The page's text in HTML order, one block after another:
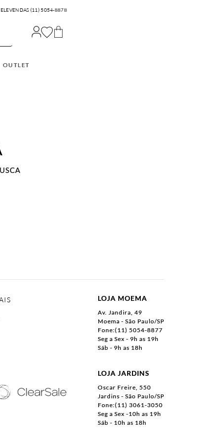
(11) 5054-8878
OUTLET
LOJA MOEMA
Av. Jandira, 49
Moema - São Paulo/SP
Fone:(11) 5054-8877
Seg a Sex - 9h as 19h
Sáb - 9h as 18h
LOJA JARDINS
Oscar Freire, 550
Jardins - São Paulo/SP
Fone:(11) 3061-3050
Seg a Sex -10h as 19h
Sáb - 10h as 18h